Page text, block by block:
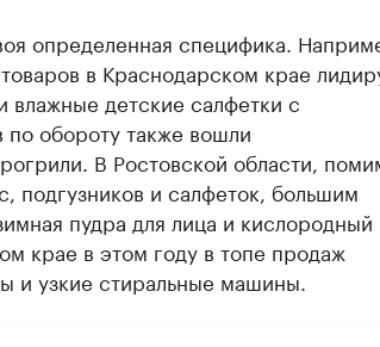
определенная специфика.
в Краснодарском крае
влажные детские салфетки с
обороту также вошли
В Ростовской области,
подгузников и салфеток, большим
пудра для лица и кислородный
крае в этом году в топе продаж
и узкие стиральные машины.